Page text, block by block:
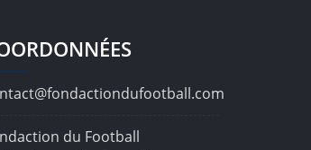
du Football